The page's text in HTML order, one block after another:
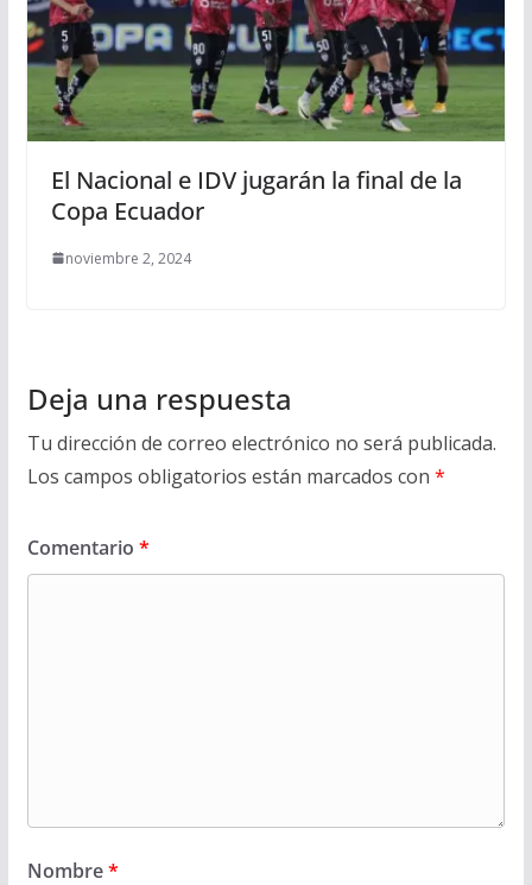
El Nacional e IDV jugarán la final de la
Copa Ecuador
noviembre 2, 2024
Deja una respuesta
Tu dirección de correo electrónico no será publicada.
Los campos obligatorios están marcados con *
Comentario *
Nombre*